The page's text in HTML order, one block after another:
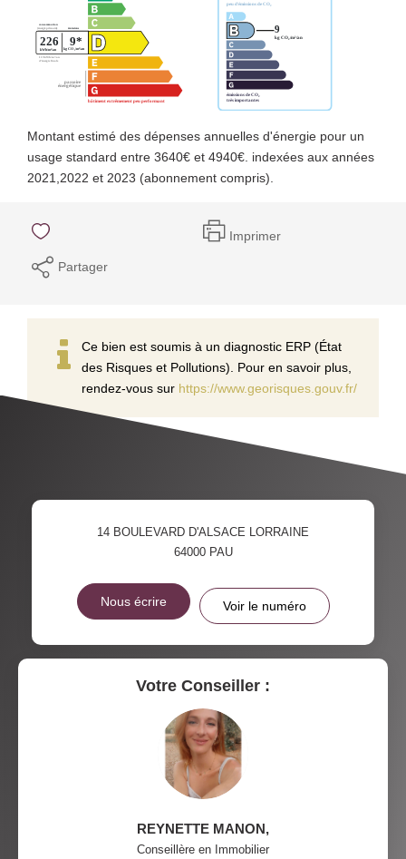
Montant estimé des dépenses annuelles d'énergie pour un
usage standard entre 3640€ et 4940€. indexées aux années
2021,2022 et 2023 (abonnement compris).
Imprimer
Partager
Ce bien est soumis à un diagnostic ERP (État
des Risques et Pollutions). Pour en savoir plus,
rendez-vous sur https://www.georisques.gouv.fr/
14 BOULEVARD D'ALSACE LORRAINE
64000 PAU
Nous écrire Voir le numéro
Votre Conseiller :
REYNETTE MANON,
Conseillère en Immobilier